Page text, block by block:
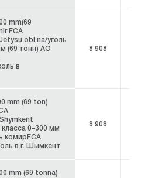
mm(69
FCA
obl.na/уголь
(69 тонн) АО
в
8 908
mm (69 ton)
0-300 мм
комирFCA
в г. Шымкент
8 908
mm (69 tonna)